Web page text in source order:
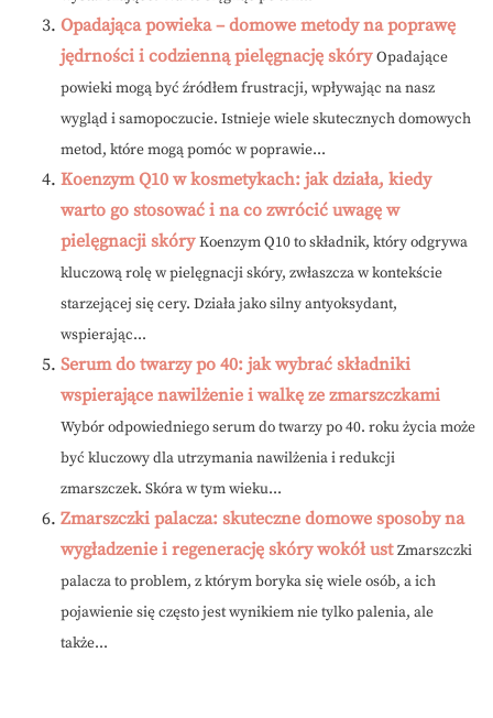
Opadająca powieka – domowe metody na poprawę
jędrności i codzienną pielęgnację skóry Opadające
powieki mogą być źródłem frustracji, wpływając na nasz
wygląd i samopoczucie. Istnieje wiele skutecznych domowych
metod, które mogą pomóc w poprawie...
Koenzym Q10 w kosmetykach: jak działa, kiedy
warto go stosować i na co zwrócić uwagę w
pielęgnacji skóry Koenzym Q10 to składnik, który odgrywa
kluczową rolę w pielęgnacji skóry, zwłaszcza w kontekście
starzejącej się cery. Działa jako silny antyoksydant,
wspierając...
Serum do twarzy po 40: jak wybrać składniki
wspierające nawilżenie i walkę ze zmarszczkami
Wybór odpowiedniego serum do twarzy po 40. roku życia może
być kluczowy dla utrzymania nawilżenia i redukcji
zmarszczek. Skóra w tym wieku...
Zmarszczki palacza: skuteczne domowe sposoby na
wygładzenie i regenerację skóry wokół ust Zmarszczki
palacza to problem, z którym boryka się wiele osób, a ich
pojawienie się często jest wynikiem nie tylko palenia, ale
także...